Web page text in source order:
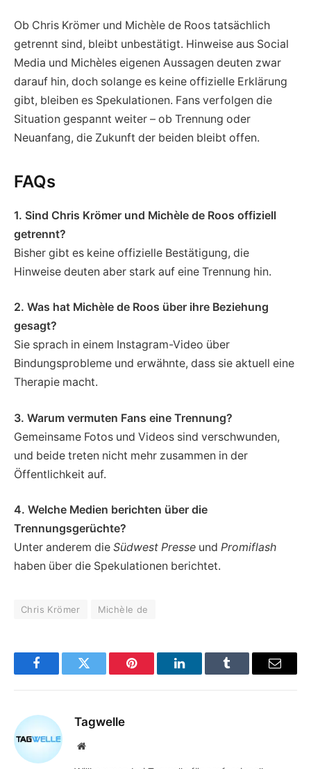
Ob Chris Krömer und Michèle de Roos tatsächlich
getrennt sind, bleibt unbestätigt. Hinweise aus Social
Media und Michèles eigenen Aussagen deuten zwar
darauf hin, doch solange es keine offizielle Erklärung
gibt, bleiben es Spekulationen. Fans verfolgen die
Situation gespannt weiter – ob Trennung oder
Neuanfang, die Zukunft der beiden bleibt offen.
FAQs
1. Sind Chris Krömer und Michèle de Roos offiziell
getrennt?
Bisher gibt es keine offizielle Bestätigung, die
Hinweise deuten aber stark auf eine Trennung hin.
2. Was hat Michèle de Roos über ihre Beziehung
gesagt?
Sie sprach in einem Instagram-Video über
Bindungsprobleme und erwähnte, dass sie aktuell eine
Therapie macht.
3. Warum vermuten Fans eine Trennung?
Gemeinsame Fotos und Videos sind verschwunden,
und beide treten nicht mehr zusammen in der
Öffentlichkeit auf.
4. Welche Medien berichten über die
Trennungsgerüchte?
Unter anderem die Südwest Presse und Promiflash
haben über die Spekulationen berichtet.
Chris Krömer Michèle de
FacebookTwitter Pinterest LinkedInTumblr Email
Tagwelle
Website